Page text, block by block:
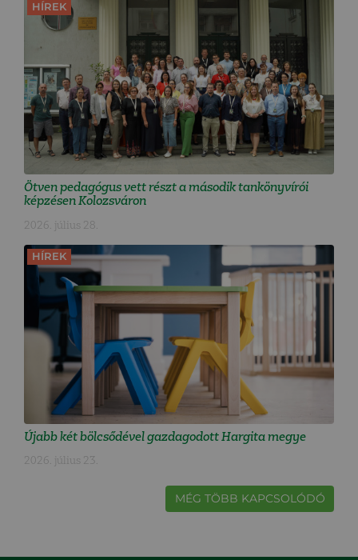
HÍREK
Ötven pedagógus vett részt a második tankönyvírói
képzésen Kolozsváron
2026. július 28.
HÍREK
Újabb két bölcsődével gazdagodott Hargita megye
2026. július 23.
MÉG TÖBB KAPCSOLÓDÓ